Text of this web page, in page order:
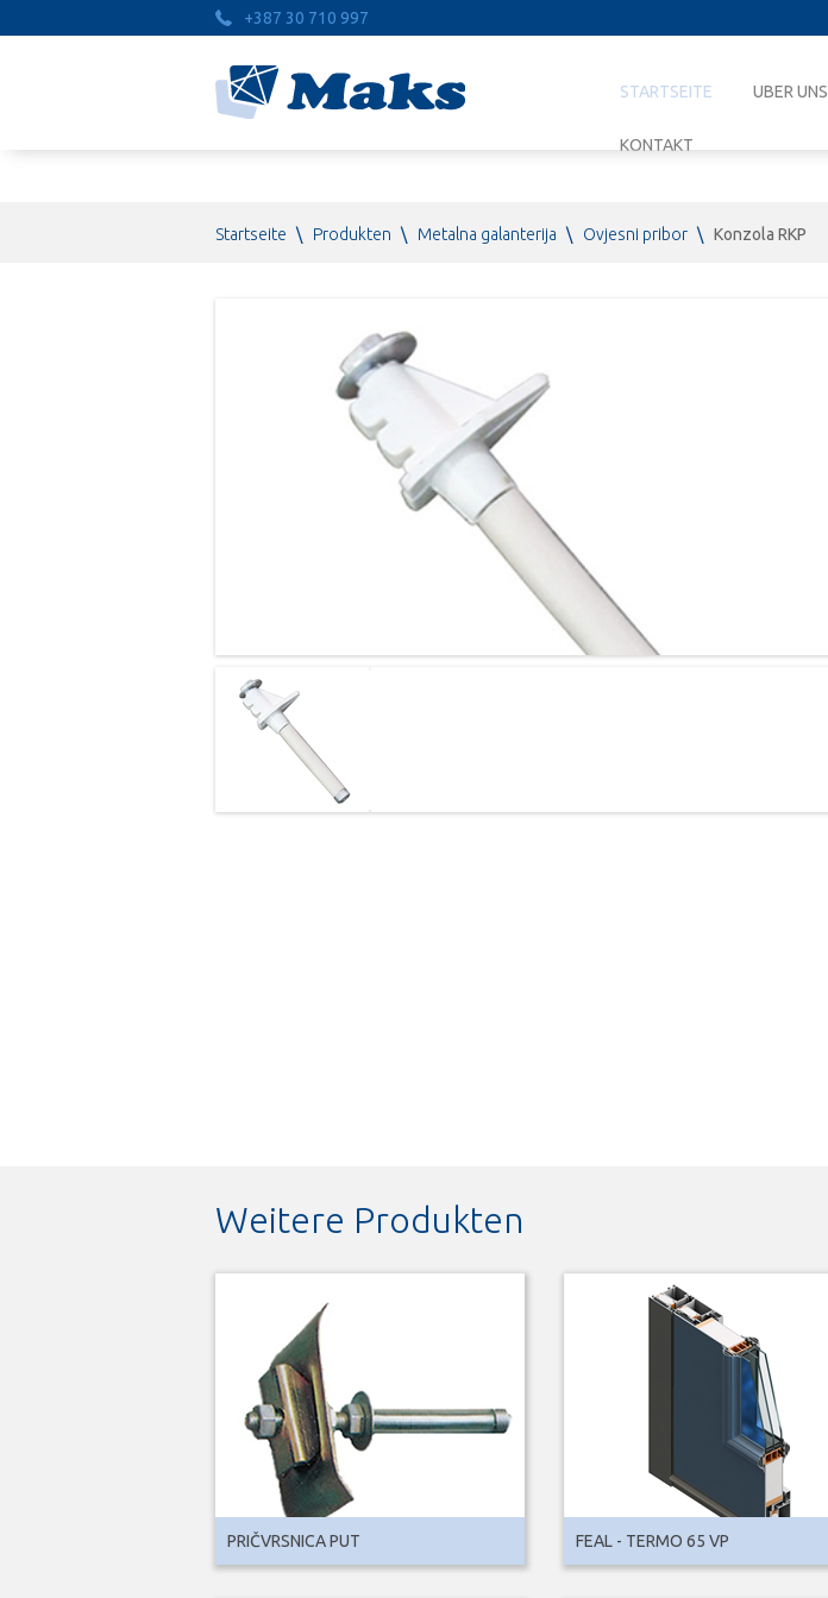
+387 30 710 997
STARTSEITE UBER UNS
KONTAKT
Startseite \ Produkten \ Metalna galanterija \ Ovjesni pribor \ Konzola RKP
Weitere Produkten
PRIČVRSNICA PUT FEAL - TERMO 65 VP